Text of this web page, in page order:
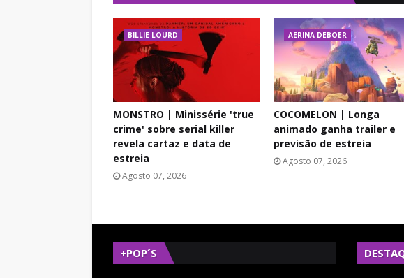
BILLIE LOURD
MONSTRO | Minissérie 'true
crime' sobre serial killer
revela cartaz e data de
estreia
Agosto 07, 2026
AERINA DEBOER
COCOMELON | Longa
animado ganha trailer e
previsão de estreia
Agosto 07, 2026
+POP´S